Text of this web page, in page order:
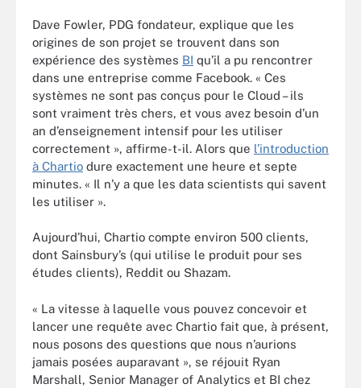
Dave Fowler, PDG fondateur, explique que les
origines de son projet se trouvent dans son
expérience des systèmes BI qu’il a pu rencontrer
dans une entreprise comme Facebook. « Ces
systèmes ne sont pas conçus pour le Cloud – ils
sont vraiment très chers, et vous avez besoin d’un
an d’enseignement intensif pour les utiliser
correctement », affirme-t-il. Alors que l’introduction
à Chartio dure exactement une heure et septe
minutes. « Il n’y a que les data scientists qui savent
les utiliser ».
Aujourd’hui, Chartio compte environ 500 clients,
dont Sainsbury’s (qui utilise le produit pour ses
études clients), Reddit ou Shazam.
« La vitesse à laquelle vous pouvez concevoir et
lancer une requête avec Chartio fait que, à présent,
nous posons des questions que nous n’aurions
jamais posées auparavant », se réjouit Ryan
Marshall, Senior Manager of Analytics et BI chez